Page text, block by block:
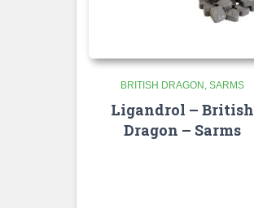
BRITISH DRAGON SARMS
Ligandrol – British
Dragon – Sarms